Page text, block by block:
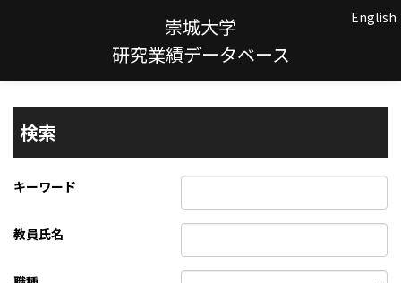
崇城大学
研究業績データベース
English
検索
キーワード
教員氏名